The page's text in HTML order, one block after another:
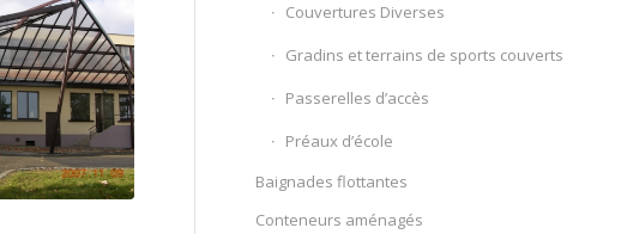
Couvertures Diverses
Gradins et terrains de sports couverts
Passerelles d’accès
Préaux d’école
Baignades flottantes
Conteneurs aménagés